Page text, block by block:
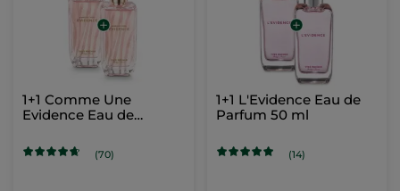
1+1 Comme Une
Evidence Eau de
(70)
1+1 L'Evidence Eau de
Parfum 50 ml
(14)